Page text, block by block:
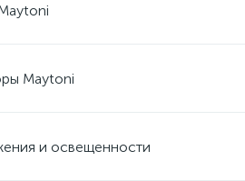
Maytoni
и освещенности